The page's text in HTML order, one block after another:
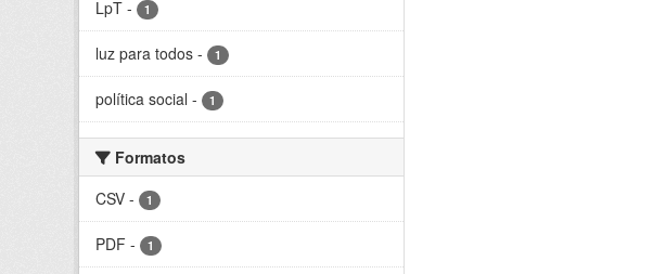
LpT - 1
luz para todos - 1
política social - 1
Formatos
CSV - 1
PDF - 1